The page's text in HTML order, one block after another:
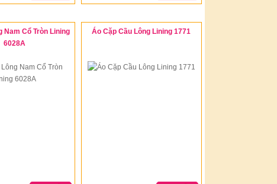
Nam Cổ Tròn Lining
6028A
Áo Cặp Cầu Lông Lining 1771